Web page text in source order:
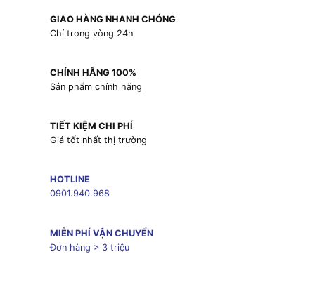
GIAO HÀNG NHANH CHÓNG
Chỉ trong vòng 24h
CHÍNH HÃNG 100%
Sản phẩm chính hãng
TIẾT KIỆM CHI PHÍ
Giá tốt nhất thị trường
HOTLINE
0901.940.968
MIỄN PHÍ VẬN CHUYỂN
Đơn hàng > 3 triệu